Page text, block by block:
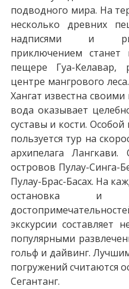
подводного мира. На
несколько древних
надписями и
приключением
пещере Гуа-Келавар,
центре мангрового
Хангат известна
вода оказывает
суставы и кости.
пользуется тур на
архипелага
островов Пулау-Синга-
Пулау-Брас-Басах. На
остановка и
экскурсии
популярными
гольф и дайвинг.
погружений считаются
Сегантанг.